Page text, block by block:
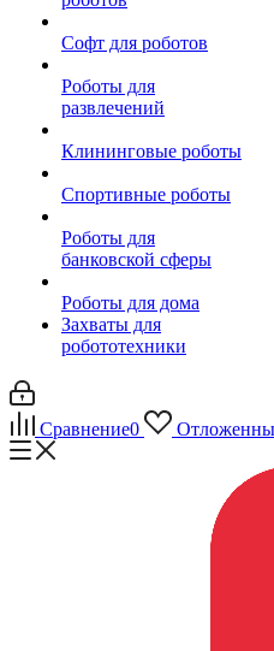
Софт для роботов
Роботы для
развлечений
Клининговые роботы
Спортивные роботы
Роботы для
банковской сферы
Роботы для дома
Захваты для
робототехники
Сравнение0